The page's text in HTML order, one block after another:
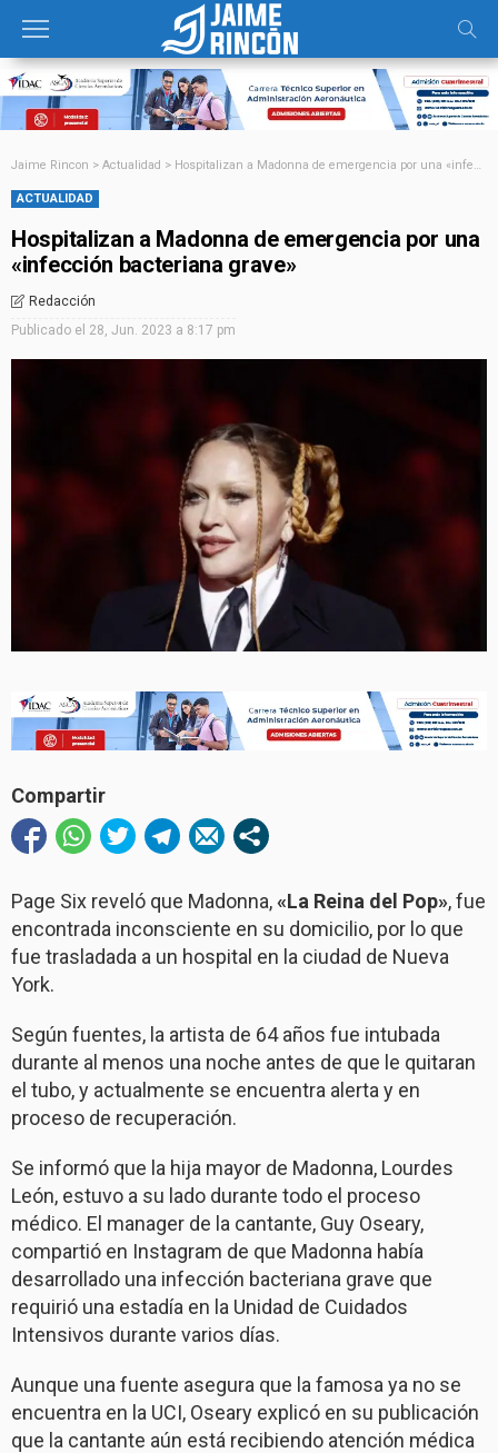
Jaime Rincon > Actualidad > Hospitalizan a Madonna de emergencia por una «infección bacteriana grave»
ACTUALIDAD
Hospitalizan a Madonna de emergencia por una
«infección bacteriana grave»
Redacción
Publicado el 28, Jun. 2023 a 8:17 pm
Compartir
Page Six reveló que Madonna,«La Reina del Pop», fue
encontrada inconsciente en su domicilio, por lo que
fue trasladada a un hospital en la ciudad de Nueva
York.
Según fuentes, la artista de 64 años fue intubada
durante al menos una noche antes de que le quitaran
el tubo, y actualmente se encuentra alerta y en
proceso de recuperación.
Se informó que la hija mayor de Madonna, Lourdes
León, estuvo a su lado durante todo el proceso
médico. El manager de la cantante, Guy Oseary,
compartió en Instagram de que Madonna había
desarrollado una infección bacteriana grave que
requirió una estadía en la Unidad de Cuidados
Intensivos durante varios días.
Aunque una fuente asegura que la famosa ya no se
encuentra en la UCI, Oseary explicó en su publicación
que la cantante aún está recibiendo atención médica